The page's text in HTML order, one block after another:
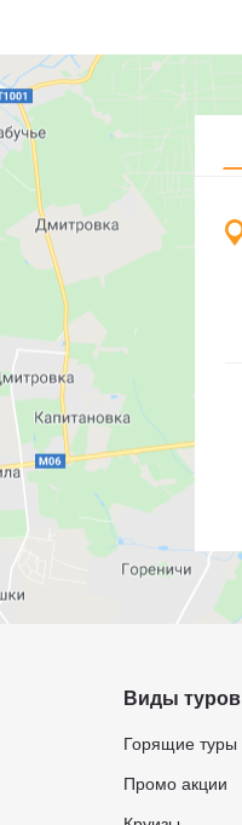
Виды туров
Горящие туры
Промо акции